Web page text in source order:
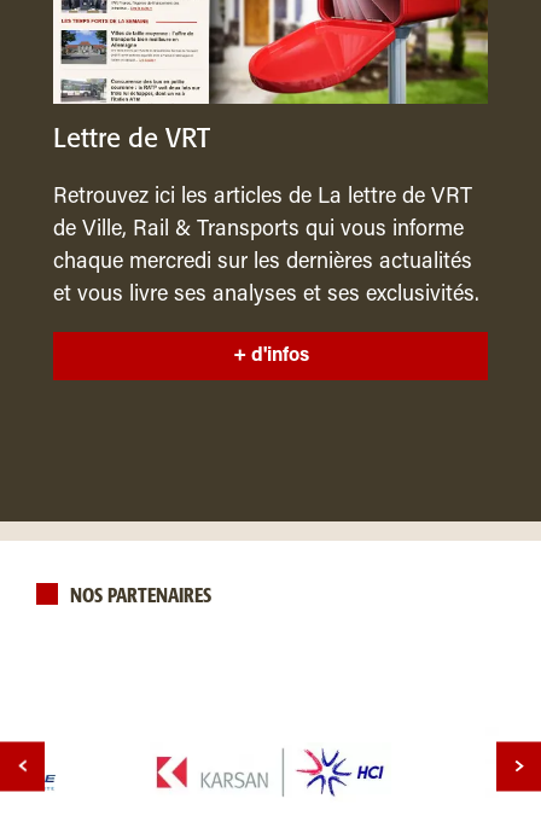
Lettre de VRT
Retrouvez ici les articles de La lettre de VRT
de Ville, Rail & Transports qui vous informe
chaque mercredi sur les dernières actualités
et vous livre ses analyses et ses exclusivités.
+ d'infos
NOS PARTENAIRES